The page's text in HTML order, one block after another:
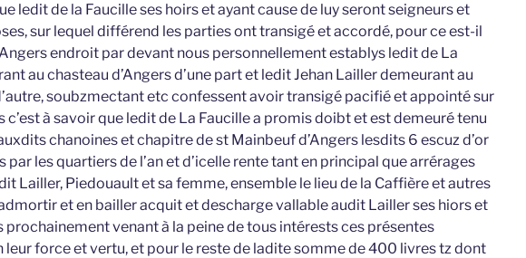
ledit de la Faucille ses hoirs et ayant cause de luy seront seigneurs et
sur lequel différend les parties ont transigé et accordé, pour ce est-il
endroit par devant nous personnellement establys ledit de La
au chasteau d’Angers d’une part et ledit Jehan Lailler demeurant au
soubzmectant etc confessent avoir transigé pacifié et appointé sur
c’est à savoir que ledit de La Faucille a promis doibt et est demeuré tenu
chanoines et chapitre de st Mainbeuf d’Angers lesdits 6 escuz d’or
par les quartiers de l’an et d’icelle rente tant en principal que arrérages
Lailler, Piedouault et sa femme, ensemble le lieu de la Caffière et autres
et en bailler acquit et descharge vallable audit Lailler ses hiors et
prochainement venant à la peine de tous intérests ces présentes
leur force et vertu, et pour le reste de ladite somme de 400 livres tz dont